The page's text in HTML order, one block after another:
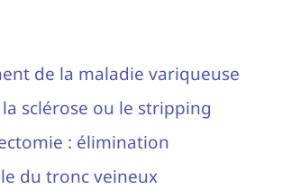
de la maladie variqueuse
sclérose ou le stripping
: élimination
du tronc veineux